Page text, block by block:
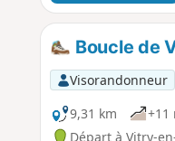
Boucle de
Visorandonneur
9,31 km
+11
Départ à Vitry-